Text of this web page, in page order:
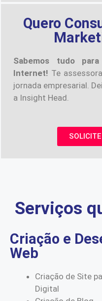
Quero
Sabemos tudo
Internet! Te
jornada empresarial.
a Insight Head.
Serviços
Criação e
Web
Criação de Site
Digital